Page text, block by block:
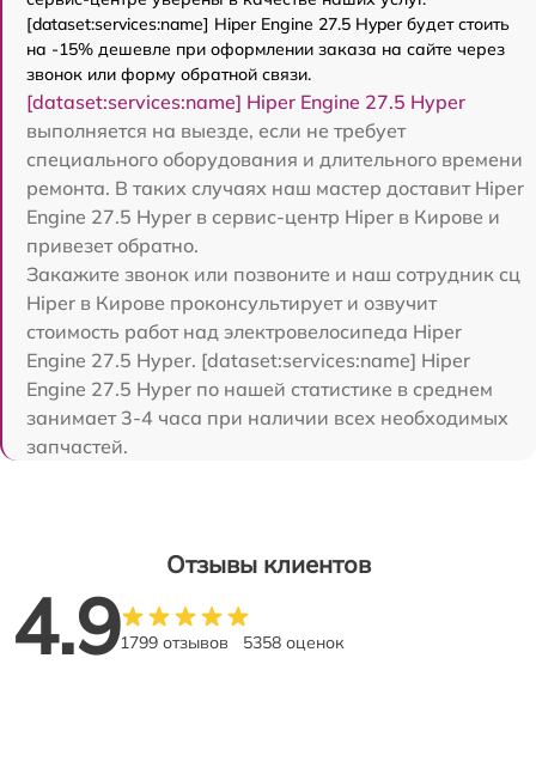
[dataset:services:name] Hiper Engine 27.5 Нyper будет стоить
на -15% дешевле при оформлении заказа на сайте через
звонок или форму обратной связи.
[dataset:services:name] Hiper Engine 27.5 Нyper
выполняется на выезде, если не требует
специального оборудования и длительного времени
ремонта. В таких случаях наш мастер доставит Hiper
Engine 27.5 Нyper в сервис-центр Hiper в Кирове и
привезет обратно.
Закажите звонок или позвоните и наш сотрудник сц
Hiper в Кирове проконсультирует и озвучит
стоимость работ над электровелосипеда Hiper
Engine 27.5 Нyper. [dataset:services:name] Hiper
Engine 27.5 Нyper по нашей статистике в среднем
занимает 3-4 часа при наличии всех необходимых
запчастей.
Отзывы клиентов
4.91799 отзывов 5358 оценок